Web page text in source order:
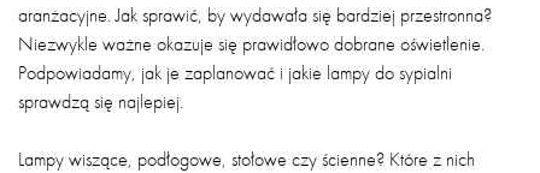
aranżacyjne. Jak sprawić, by wydawała się bardziej przestronna?
Niezwykle ważne okazuje się prawidłowo dobrane oświetlenie.
Podpowiadamy, jak je zaplanować i jakie lampy do sypialni
sprawdzą się najlepiej.
Lampy wiszące, podłogowe, stołowe czy ścienne? Które z nich